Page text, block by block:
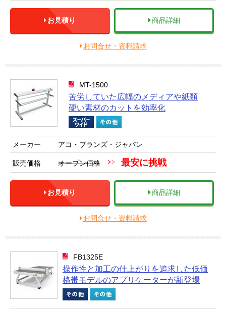
お見積り 商品詳細
お問合せ・資料請求
MT-1500
苦労していた広幅のメディアや紙類
硬い素材のカットを効率化
メーカー アコ・ブランズ・ジャパン
販売価格 オープン価格 最安に挑戦
お見積り 商品詳細
お問合せ・資料請求
FB1325E
操作性と加工の仕上がりを追求した低価
格帯モデルのアプリケーターが新登場